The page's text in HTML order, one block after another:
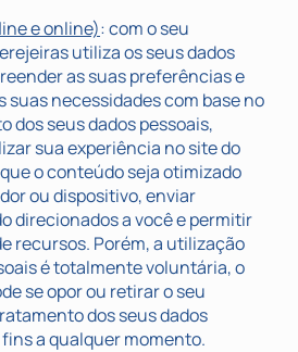
e online): com o seu
utiliza os seus dados
as suas preferências e
suas necessidades com base no
dos seus dados pessoais,
sua experiência no site do
o conteúdo seja otimizado
ou dispositivo, enviar
direcionados a você e permitir
recursos. Porém, a utilização
é totalmente voluntária, o
se opor ou retirar o seu
dos seus dados
a qualquer momento.